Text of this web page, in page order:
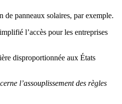
panneaux solaires, par exemple.
l’accès pour les entreprises
disproportionnée aux États
l’assouplissement des règles